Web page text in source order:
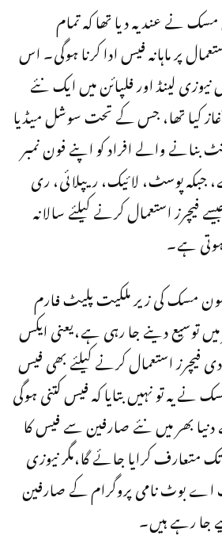
ایلون مسک نے عندیہ دیا تھا کہ تمام
پر ماہانہ فیس ادا کرنا ہوگی۔ اس
اکتوبر 2023 میں نیوزی لینڈ اور فلپائن میں ایک نئے
کیا تھا، جس کے تحت سوشل میڈیا
بنانے والے افراد کو اپنے فون نمبر
جبکہ پوسٹ، لائیک، ریپلائی، ری
استعمال کرنے کیلئے سالانہ
ہے۔
مسک کی زیر ملکیت پلیٹ فارم
توسیع دینے جا رہی ہے،یعنی ایکس
فیچرز استعمال کرنے کیلئے بھی فیس
نے یہ تو نہیں بتایا کہ فیس کتنی ہوگی
بھر میں نئے صارفین سے فیس کا
متعارف کرایا جائے گا،مگر نیوزی
اے بوٹ نامی پروگرام کے صارفین
جا رہے ہیں۔